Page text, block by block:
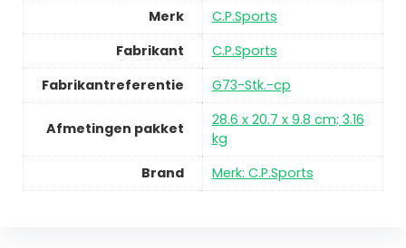
Merk
C.P.Sports
Fabrikant
C.P.Sports
Fabrikantreferentie
G73-Stk.-cp
Afmetingen pakket
28.6 x 20.7 x 9.8 cm; 3.16
kg
Brand
Merk: C.P.Sports